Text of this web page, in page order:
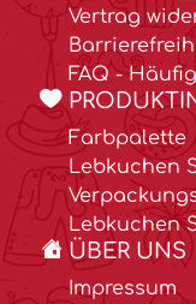
Vertrag
FAQ -
Farbpalette
Lebkuchen
Lebkuchen
ÜBER UNS
Impressum